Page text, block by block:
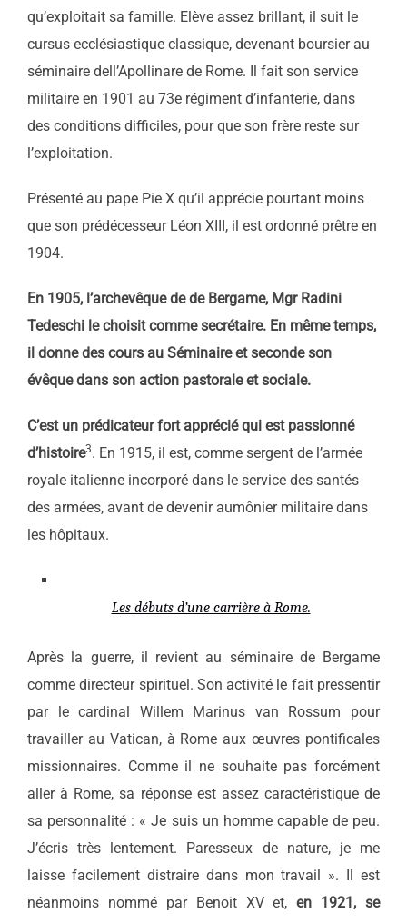
qu’exploitait sa famille. Elève assez brillant, il suit le
cursus ecclésiastique classique, devenant boursier au
séminaire dell’Apollinare de Rome. Il fait son service
militaire en 1901 au 73e régiment d’infanterie, dans
des conditions difficiles, pour que son frère reste sur
l’exploitation.
Présenté au pape Pie X qu’il apprécie pourtant moins
que son prédécesseur Léon XIII, il est ordonné prêtre en
1904.
En 1905, l’archevêque de de Bergame, Mgr Radini
Tedeschi le choisit comme secrétaire. En même temps,
il donne des cours au Séminaire et seconde son
évêque dans son action pastorale et sociale.
C’est un prédicateur fort apprécié qui est passionné
d’histoire3. En 1915, il est, comme sergent de l’armée
royale italienne incorporé dans le service des santés
des armées, avant de devenir aumônier militaire dans
les hôpitaux.
Les débuts d’une carrière à Rome.
Après la guerre, il revient au séminaire de Bergame
comme directeur spirituel. Son activité le fait pressentir
par le cardinal Willem Marinus van Rossum pour
travailler au Vatican, à Rome aux œuvres pontificales
missionnaires. Comme il ne souhaite pas forcément
aller à Rome, sa réponse est assez caractéristique de
sa personnalité : « Je suis un homme capable de peu.
J’écris très lentement. Paresseux de nature, je me
laisse facilement distraire dans mon travail ». Il est
néanmoins nommé par Benoit XV et,en 1921, se